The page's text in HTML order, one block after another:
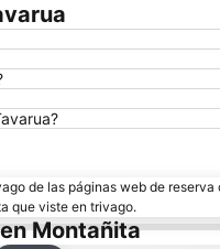
de las páginas web de
que viste en trivago.
Montañita